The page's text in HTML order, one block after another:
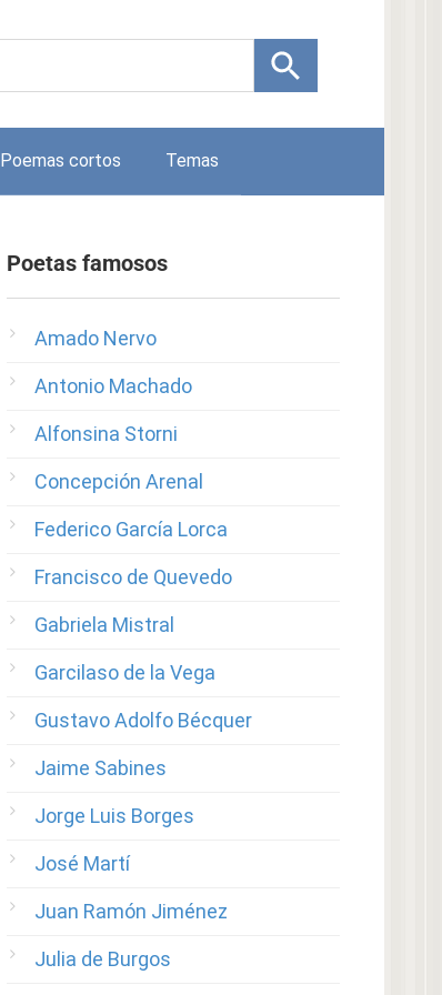
Poemas cortos Temas
Poetas famosos
Amado Nervo
Antonio Machado
Alfonsina Storni
Concepción Arenal
Federico García Lorca
Francisco de Quevedo
Gabriela Mistral
Garcilaso de la Vega
Gustavo Adolfo Bécquer
Jaime Sabines
Jorge Luis Borges
José Martí
Juan Ramón Jiménez
Julia de Burgos